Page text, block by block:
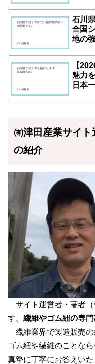
石川
全国
地の
【
魅力
日本
㈲津田産業サイト
の紹介
サイト運営者・著者（
す。 繊維やゴム紐の専門
繊維業界で製造販売の
ゴム紐や繊維のことな
真摯に丁寧にお答えいた